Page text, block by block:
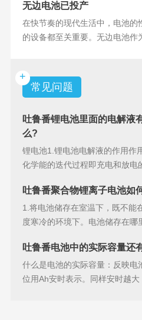
无边电池已投产
在快节奏的现代生活中，电池的
的设备都至关重要。无边电池作
+
常见问题
吐鲁番锂电池里面的电解液
么?
锂电池1.锂电池电解液的作用作
化学能的迭代过程即充电和放电
吐鲁番聚合物锂离子电池如
1.将电池储存在室温下，既不能
度寒冷的环境下。电池储存在
吐鲁番电池中的实际容量还
什么是电池的实际容量：反映电
位用Ah安时表示。同样安时越